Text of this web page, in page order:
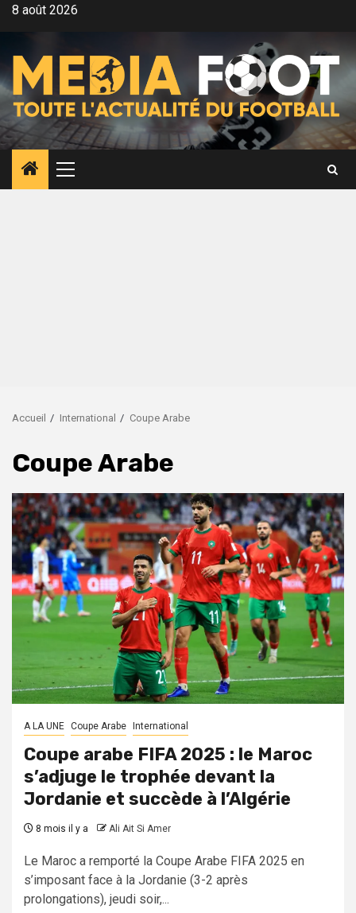
Aller8 août 2026
Menu
principal
Accueil International Coupe Arabe
Coupe Arabe
A LA UNE Coupe Arabe International
Coupe arabe FIFA 2025 : le Maroc
s’adjuge le trophée devant la
Jordanie et succède à l’Algérie
8 mois il y a Ali Ait Si Amer
Le Maroc a remporté la Coupe Arabe FIFA 2025 en
s’imposant face à la Jordanie (3-2 après
prolongations), jeudi soir,...